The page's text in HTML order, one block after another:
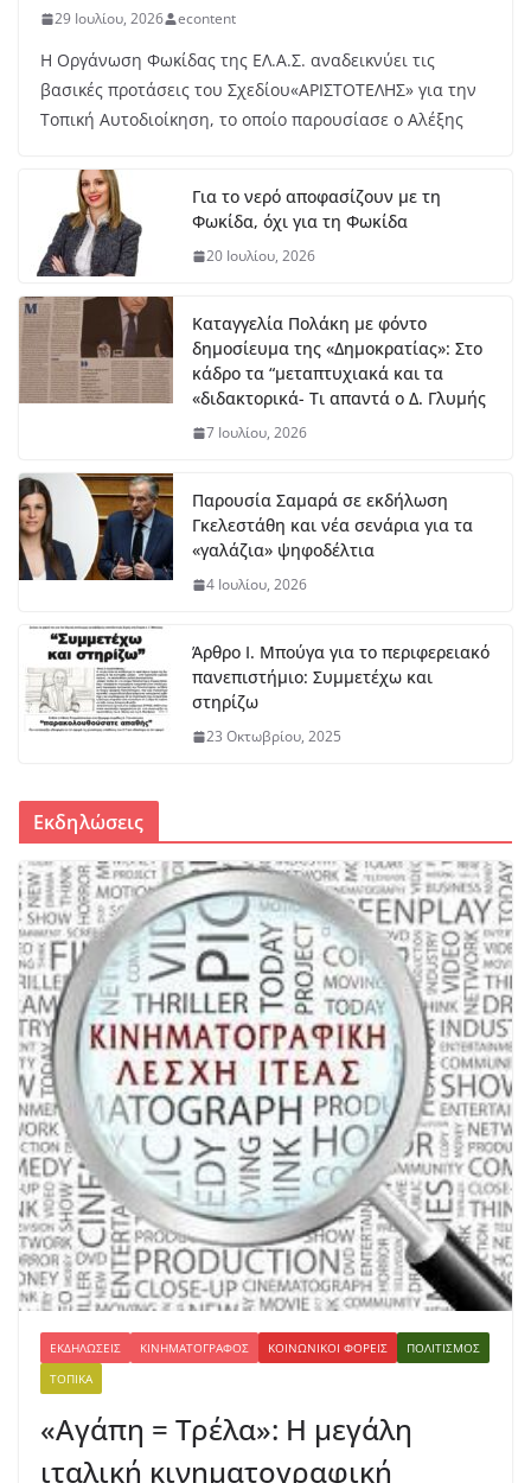
29 Ιουλίου, 2026 econtent
Η Οργάνωση Φωκίδας της ΕΛ.Α.Σ. αναδεικνύει τις
βασικές προτάσεις του Σχεδίου«ΑΡΙΣΤΟΤΕΛΗΣ» για την
Τοπική Αυτοδιοίκηση, το οποίο παρουσίασε ο Αλέξης
Για το νερό αποφασίζουν με τη
Φωκίδα, όχι για τη Φωκίδα
20 Ιουλίου, 2026
Καταγγελία Πολάκη με φόντο
δημοσίευμα της «Δημοκρατίας»: Στο
κάδρο τα “μεταπτυχιακά και τα
«διδακτορικά- Τι απαντά ο Δ. Γλυμής
7 Ιουλίου, 2026
Παρουσία Σαμαρά σε εκδήλωση
Γκελεστάθη και νέα σενάρια για τα
«γαλάζια» ψηφοδέλτια
4 Ιουλίου, 2026
Άρθρο Ι. Μπούγα για το περιφερειακό
πανεπιστήμιο: Συμμετέχω και
στηρίζω
23 Οκτωβρίου, 2025
Εκδηλώσεις
ΕΚΔΗΛΏΣΕΙΣ ΚΙΝΗΜΑΤΟΓΡΆΦΟΣ ΚΟΙΝΩΝΙΚΟΊ ΦΟΡΕΊΣ
ΠΟΛΙΤΙΣΜΌΣ
ΤΟΠΙΚΆ
«Αγάπη = Τρέλα»: Η μεγάλη
ιταλική κινηματογραφική